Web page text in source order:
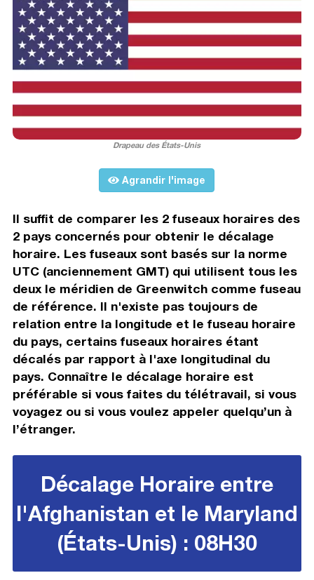
Drapeau des États-Unis
Agrandir l'image
Il suffit de comparer les 2 fuseaux horaires des
2 pays concernés pour obtenir le décalage
horaire. Les fuseaux sont basés sur la norme
UTC (anciennement GMT) qui utilisent tous les
deux le méridien de Greenwitch comme fuseau
de référence. Il n'existe pas toujours de
relation entre la longitude et le fuseau horaire
du pays, certains fuseaux horaires étant
décalés par rapport à l'axe longitudinal du
pays. Connaître le décalage horaire est
préférable si vous faites du télétravail, si vous
voyagez ou si vous voulez appeler quelqu’un à
l’étranger.
Décalage Horaire entre
l'Afghanistan et le Maryland
(États-Unis) : 08H30